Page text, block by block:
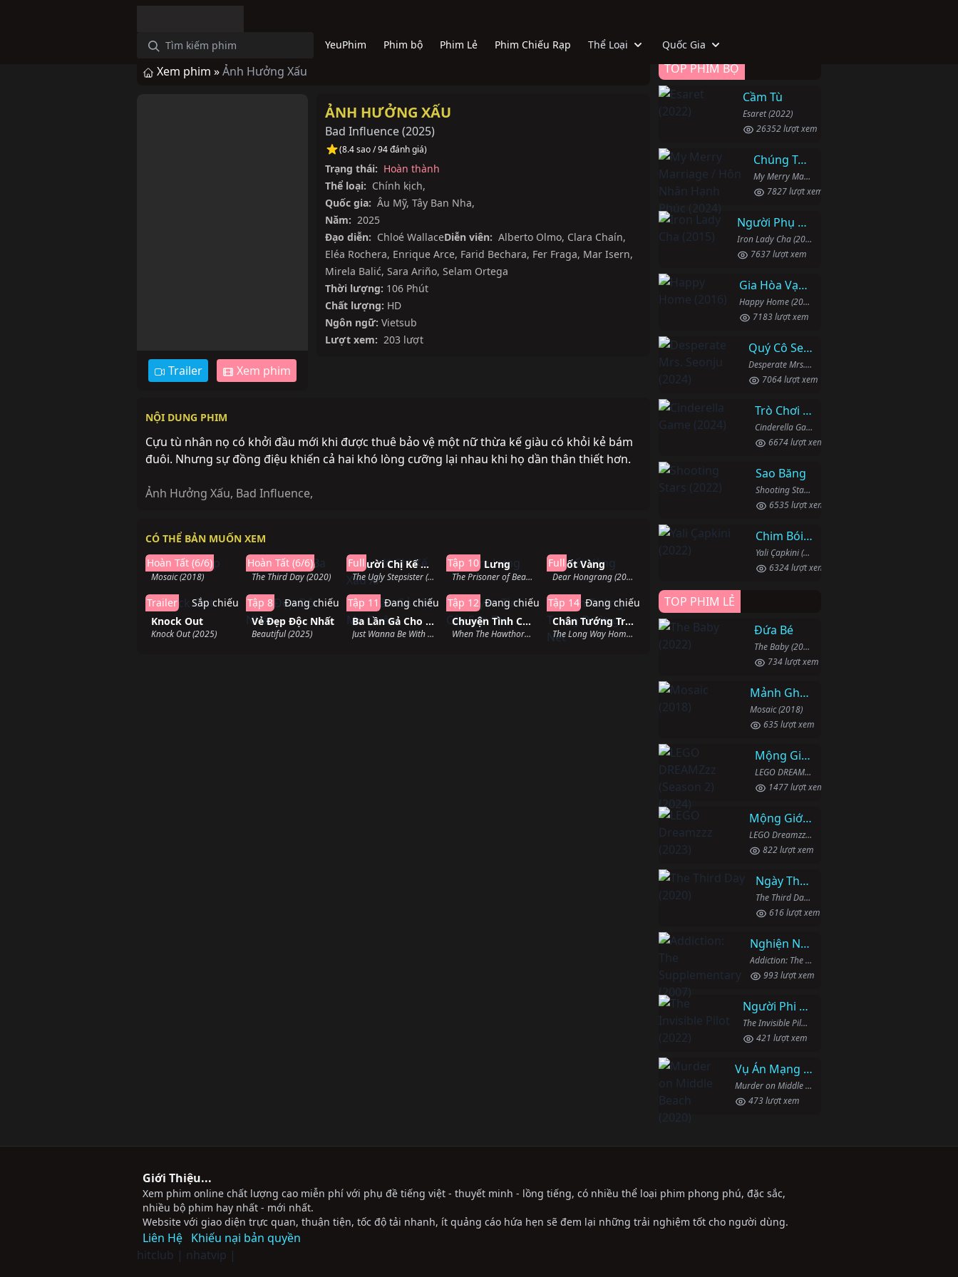
YeuPhim Phim bộ Phim Lẻ Phim Chiếu Rạp Thể Loại Quốc Gia
Xem phim »Ảnh Hưởng Xấu
Trailer Xem phim
ẢNH HƯỞNG XẤU
Bad Influence(2025)
(8.4 sao / 94 đánh giá)
Trạng thái: Hoàn thành
Thể loại: Chính kịch,
Quốc gia: Âu Mỹ, Tây Ban Nha,
Năm: 2025
Đạo diễn: Chloé WallaceDiễn viên: Alberto Olmo, Clara Chaín,
Eléa Rochera, Enrique Arce, Farid Bechara, Fer Fraga, Mar Isern,
Mirela Balić, Sara Ariño, Selam Ortega
Thời lượng: 106 Phút
Chất lượng: HD
Ngôn ngữ: Vietsub
Lượt xem: 203 lượt
NỘI DUNG PHIM
Cựu tù nhân nọ có khởi đầu mới khi được thuê bảo vệ một nữ thừa kế giàu có khỏi kẻ bám
đuôi. Nhưng sự đồng điệu khiến cả hai khó lòng cưỡng lại nhau khi họ dần thân thiết hơn.
Ảnh Hưởng Xấu, Bad Influence,
CÓ THỂ BẢN MUỐN XEM
Mảnh Ghép
Mosaic (2018)
Hoàn Tất (6/6)
Hoàn thành
Ngày Thứ Ba
The Third Day (2020)
Hoàn Tất (6/6)
Người Chị Kế Xấu Xí
The Ugly Stepsister (2025)
Full
Khom Lưng
The Prisoner of Beauty (2025)
Tập 10
Nuốt Vàng
Dear Hongrang (2025)
Full
Knock Out
Knock Out (2025)
Trailer
Sắp chiếu
Vẻ Đẹp Độc Nhất
Beautiful (2025)
Tập 8
Đang chiếu
Ba Lần Gả Cho Ma Quân
Just Wanna Be With You (2025)
Tập 11 Đang chiếu
Chuyện Tình Cây Sơn Tra
When The Hawthorn Blooms (2025)
Tập 12 Đang chiếu
Chân Tướng Trong Đường Nét
The Long Way Home (2025)
Tập 14 Đang chiếu
TOP PHIM BỘ
Cầm Tù
Esaret (2022)
26352 lượt xem
Chúng Ta Hãy Kết Hôn Nhé
My Merry Marriage / Hôn Nhân Hạnh Phúc (2024)
7827 lượt xem
Người Phụ Nữ Mạnh Mẽ
Iron Lady Cha (2015)
7637 lượt xem
Gia Hòa Vạn Sự Thành
Happy Home (2016)
7183 lượt xem
Quý Cô Seon Ju Phục Thù
Desperate Mrs. Seonju (2024)
7064 lượt xem
Trò Chơi Lọ Lem
Cinderella Game (2024)
6674 lượt xem
Sao Băng
Shooting Stars (2022)
6535 lượt xem
Chim Bói Cá
Yali Çapkini (2022)
6324 lượt xem
TOP PHIM LẺ
Đứa Bé
The Baby (2022)
734 lượt xem
Mảnh Ghép
Mosaic (2018)
635 lượt xem
Mộng Giới (Phần 2)
LEGO DREAMZzz (Season 2) (2024)
1477 lượt xem
Mộng Giới (Phần 1)
LEGO Dreamzzz (2023)
822 lượt xem
Ngày Thứ Ba
The Third Day (2020)
616 lượt xem
Nghiện Ngập: Chuỗi Phim Bổ Trợ
Addiction: The Supplementary (2007)
993 lượt xem
Người Phi Công Vô Hình
The Invisible Pilot (2022)
421 lượt xem
Vụ Án Mạng Trên Đường Middle Beach
Murder on Middle Beach (2020)
473 lượt xem
Giới Thiệu...
Xem phim online chất lượng cao miễn phí với phụ đề tiếng việt - thuyết minh - lồng tiếng, có nhiều thể loại phim phong phú, đặc sắc,
nhiều bộ phim hay nhất - mới nhất.
Website với giao diện trực quan, thuận tiện, tốc độ tải nhanh, ít quảng cáo hứa hẹn sẽ đem lại những trải nghiệm tốt cho người dùng.
Liên Hệ Khiếu nại bản quyền
hitclub | nhatvip |